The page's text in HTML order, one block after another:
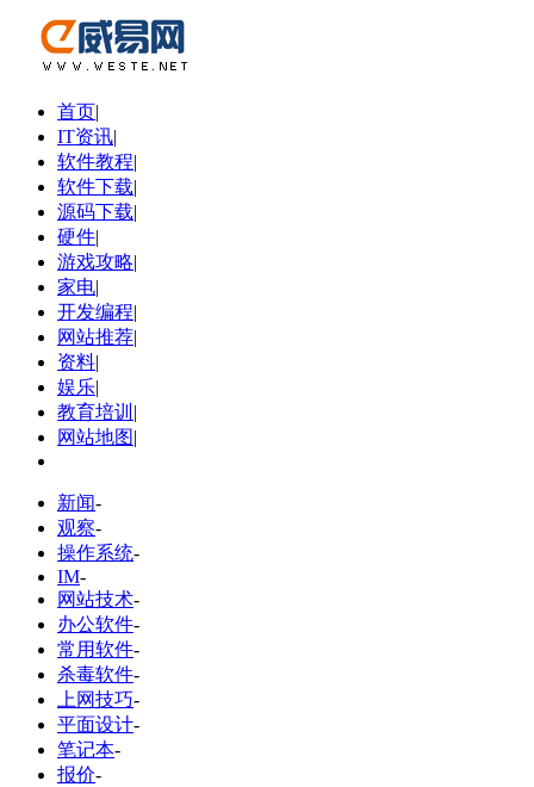
首页|
IT资讯|
软件教程|
软件下载|
源码下载|
硬件|
游戏攻略|
家电|
开发编程|
网站推荐|
资料|
娱乐|
教育培训 |
网站地图|
新闻-
观察-
操作系统-
IM-
网站技术-
办公软件-
常用软件-
杀毒软件-
上网技巧-
平面设计-
笔记本-
报价-